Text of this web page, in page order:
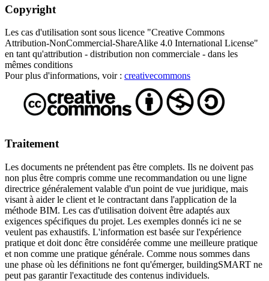
Copyright
Les cas d'utilisation sont sous licence "Creative Commons
Attribution-NonCommercial-ShareAlike 4.0 International License"
en tant qu'attribution - distribution non commerciale - dans les
mêmes conditions
Pour plus d'informations, voir : creativecommons
Traitement
Les documents ne prétendent pas être complets. Ils ne doivent pas
non plus être compris comme une recommandation ou une ligne
directrice généralement valable d'un point de vue juridique, mais
visant à aider le client et le contractant dans l'application de la
méthode BIM. Les cas d'utilisation doivent être adaptés aux
exigences spécifiques du projet. Les exemples donnés ici ne se
veulent pas exhaustifs. L'information est basée sur l'expérience
pratique et doit donc être considérée comme une meilleure pratique
et non comme une pratique générale. Comme nous sommes dans
une phase où les définitions ne font qu'émerger, buildingSMART ne
peut pas garantir l'exactitude des contenus individuels.